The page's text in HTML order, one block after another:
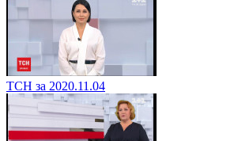
ТСН за 2020.11.04